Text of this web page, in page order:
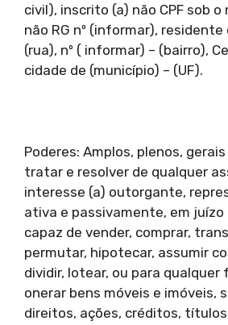
civil), inscrito (a) não CPF sob o
não RG nº (informar), residente
(rua), nº ( informar) – (bairro),
cidade de (município) – (UF).
Poderes: Amplos, plenos,
tratar e resolver de qualquer
interesse (a) outorgante,
ativa e passivamente, em juízo
capaz de vender, comprar,
permutar, hipotecar, assumir
dividir, lotear, ou para qualquer
onerar bens móveis e imóveis,
direitos, ações, créditos,